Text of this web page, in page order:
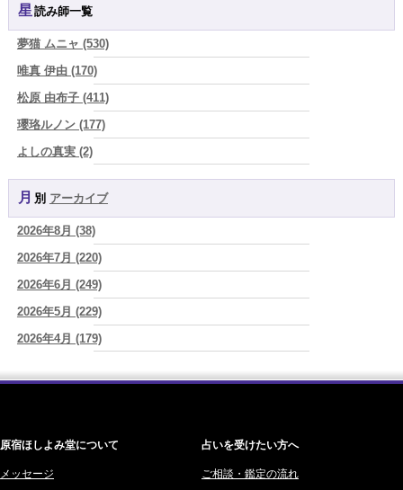
由)
2026/08/06
【難しい恋愛】【既読スルー】あなたが楽しんでいるとどんな立場や
年齢でも愛されます
2026/08/06
「優しい人ほど幸せになる』なんて、誰が流した綺麗事？都合よく消
費される人だけが最後に泣く世界」 (芽百マミム)
2026/08/06
好きだけでは続かない。それでも離れられない人を愛と呼ぶほど、人
は自分を壊していく
2026/08/06
2026年8月6日 壬子 真冬の海のように、自分の道を切り拓く日
り)
2026/08/05
占いが教えてくれたのは、答えじゃなくて勇気だったお話
寿)
2026/08/05
もの特性 (美月マーシャ)
Luru)
星読み師一覧
夢猫 ムニャ (530)
唯真 伊由 (170)
松原 由布子 (411)
瓔珞ルノン (177)
よしの真実 (2)
YOSHIKI (58)
よみ (39)
一之森 陽柑 (26)
椰奈空 (64)
ワカリミ (1)
神楽峰ヴィスカ (10)
赤羽うさぎ (341)
橘メルロ (7)
鈴喜みわこ (8)
月別 アーカイブ
2026年8月 (38)
2026年7月 (220)
2026年6月 (249)
2026年5月 (229)
2026年4月 (179)
2025年12月 (201)
2025年11月 (252)
原宿ほしよみ堂について
メッセージ
占いを受けたい方へ
ご相談・鑑定の流れ